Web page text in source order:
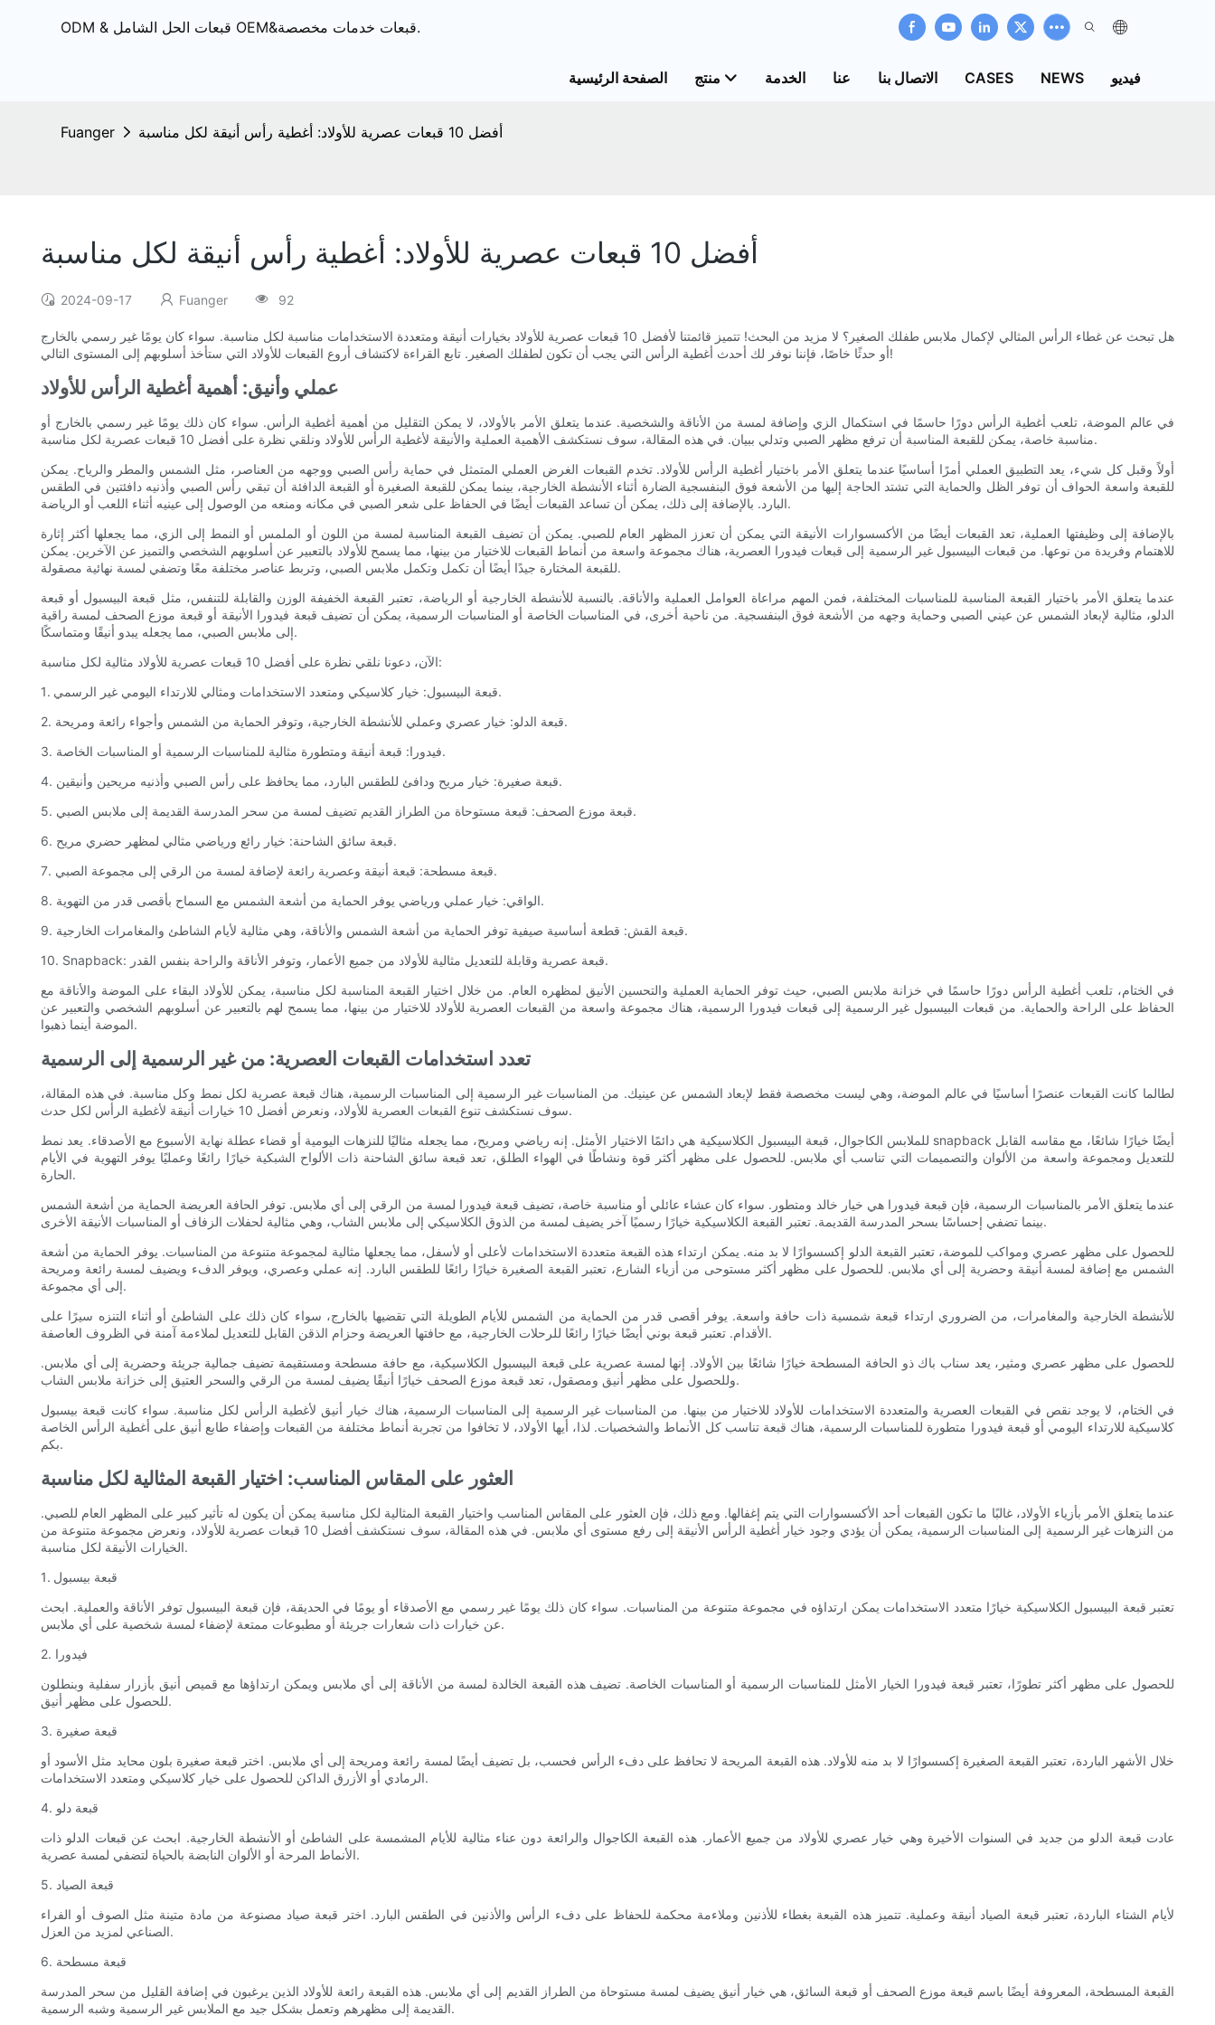
ODM & قبعات الحل الشامل OEM&قبعات خدمات مخصصة.
الصفحة الرئيسية منتج الخدمة عنا الاتصال بنا CASES NEWS فيديو
Fuanger أفضل 10 قبعات عصرية للأولاد: أغطية رأس أنيقة لكل مناسبة
أفضل 10 قبعات عصرية للأولاد: أغطية رأس أنيقة لكل مناسبة
2024-09-17 Fuanger 92
هل تبحث عن غطاء الرأس المثالي لإكمال ملابس طفلك الصغير؟ لا مزيد من البحث! تتميز قائمتنا لأفضل 10 قبعات عصرية للأولاد بخيارات أنيقة ومتعددة الاستخدامات مناسبة لكل مناسبة. سواء كان يومًا غير رسمي بالخارج
أو حدثًا خاصًا، فإننا نوفر لك أحدث أغطية الرأس التي يجب أن تكون لطفلك الصغير. تابع القراءة لاكتشاف أروع القبعات للأولاد التي ستأخذ أسلوبهم إلى المستوى التالي!
عملي وأنيق: أهمية أغطية الرأس للأولاد
في عالم الموضة، تلعب أغطية الرأس دورًا حاسمًا في استكمال الزي وإضافة لمسة من الأناقة والشخصية. عندما يتعلق الأمر بالأولاد، لا يمكن التقليل من أهمية أغطية الرأس. سواء كان ذلك يومًا غير رسمي بالخارج أو
مناسبة خاصة، يمكن للقبعة المناسبة أن ترفع مظهر الصبي وتدلي ببيان. في هذه المقالة، سوف نستكشف الأهمية العملية والأنيقة لأغطية الرأس للأولاد ونلقي نظرة على أفضل 10 قبعات عصرية لكل مناسبة.
أولاً وقبل كل شيء، يعد التطبيق العملي أمرًا أساسيًا عندما يتعلق الأمر باختيار أغطية الرأس للأولاد. تخدم القبعات الغرض العملي المتمثل في حماية رأس الصبي ووجهه من العناصر، مثل الشمس والمطر والرياح. يمكن
للقبعة واسعة الحواف أن توفر الظل والحماية التي تشتد الحاجة إليها من الأشعة فوق البنفسجية الضارة أثناء الأنشطة الخارجية، بينما يمكن للقبعة الصغيرة أو القبعة الدافئة أن تبقي رأس الصبي وأذنيه دافئتين في الطقس
البارد. بالإضافة إلى ذلك، يمكن أن تساعد القبعات أيضًا في الحفاظ على شعر الصبي في مكانه ومنعه من الوصول إلى عينيه أثناء اللعب أو الرياضة.
بالإضافة إلى وظيفتها العملية، تعد القبعات أيضًا من الأكسسوارات الأنيقة التي يمكن أن تعزز المظهر العام للصبي. يمكن أن تضيف القبعة المناسبة لمسة من اللون أو الملمس أو النمط إلى الزي، مما يجعلها أكثر إثارة
للاهتمام وفريدة من نوعها. من قبعات البيسبول غير الرسمية إلى قبعات فيدورا العصرية، هناك مجموعة واسعة من أنماط القبعات للاختيار من بينها، مما يسمح للأولاد بالتعبير عن أسلوبهم الشخصي والتميز عن الآخرين. يمكن
للقبعة المختارة جيدًا أيضًا أن تكمل وتكمل ملابس الصبي، وتربط عناصر مختلفة معًا وتضفي لمسة نهائية مصقولة.
عندما يتعلق الأمر باختيار القبعة المناسبة للمناسبات المختلفة، فمن المهم مراعاة العوامل العملية والأناقة. بالنسبة للأنشطة الخارجية أو الرياضة، تعتبر القبعة الخفيفة الوزن والقابلة للتنفس، مثل قبعة البيسبول أو قبعة
الدلو، مثالية لإبعاد الشمس عن عيني الصبي وحماية وجهه من الأشعة فوق البنفسجية. من ناحية أخرى، في المناسبات الخاصة أو المناسبات الرسمية، يمكن أن تضيف قبعة فيدورا الأنيقة أو قبعة موزع الصحف لمسة راقية
إلى ملابس الصبي، مما يجعله يبدو أنيقًا ومتماسكًا.
الآن، دعونا نلقي نظرة على أفضل 10 قبعات عصرية للأولاد مثالية لكل مناسبة:
1. قبعة البيسبول: خيار كلاسيكي ومتعدد الاستخدامات ومثالي للارتداء اليومي غير الرسمي.
2. قبعة الدلو: خيار عصري وعملي للأنشطة الخارجية، وتوفر الحماية من الشمس وأجواء رائعة ومريحة.
3. فيدورا: قبعة أنيقة ومتطورة مثالية للمناسبات الرسمية أو المناسبات الخاصة.
4. قبعة صغيرة: خيار مريح ودافئ للطقس البارد، مما يحافظ على رأس الصبي وأذنيه مريحين وأنيقين.
5. قبعة موزع الصحف: قبعة مستوحاة من الطراز القديم تضيف لمسة من سحر المدرسة القديمة إلى ملابس الصبي.
6. قبعة سائق الشاحنة: خيار رائع ورياضي مثالي لمظهر حضري مريح.
7. قبعة مسطحة: قبعة أنيقة وعصرية رائعة لإضافة لمسة من الرقي إلى مجموعة الصبي.
8. الواقي: خيار عملي ورياضي يوفر الحماية من أشعة الشمس مع السماح بأقصى قدر من التهوية.
9. قبعة القش: قطعة أساسية صيفية توفر الحماية من أشعة الشمس والأناقة، وهي مثالية لأيام الشاطئ والمغامرات الخارجية.
10. Snapback: قبعة عصرية وقابلة للتعديل مثالية للأولاد من جميع الأعمار، وتوفر الأناقة والراحة بنفس القدر.
في الختام، تلعب أغطية الرأس دورًا حاسمًا في خزانة ملابس الصبي، حيث توفر الحماية العملية والتحسين الأنيق لمظهره العام. من خلال اختيار القبعة المناسبة لكل مناسبة، يمكن للأولاد البقاء على الموضة والأناقة مع
الحفاظ على الراحة والحماية. من قبعات البيسبول غير الرسمية إلى قبعات فيدورا الرسمية، هناك مجموعة واسعة من القبعات العصرية للأولاد للاختيار من بينها، مما يسمح لهم بالتعبير عن أسلوبهم الشخصي والتعبير عن
الموضة أينما ذهبوا.
تعدد استخدامات القبعات العصرية: من غير الرسمية إلى الرسمية
لطالما كانت القبعات عنصرًا أساسيًا في عالم الموضة، وهي ليست مخصصة فقط لإبعاد الشمس عن عينيك. من المناسبات غير الرسمية إلى المناسبات الرسمية، هناك قبعة عصرية لكل نمط وكل مناسبة. في هذه المقالة،
سوف نستكشف تنوع القبعات العصرية للأولاد، ونعرض أفضل 10 خيارات أنيقة لأغطية الرأس لكل حدث.
للملابس الكاجوال، قبعة البيسبول الكلاسيكية هي دائمًا الاختيار الأمثل. إنه رياضي ومريح، مما يجعله مثاليًا للنزهات اليومية أو قضاء عطلة نهاية الأسبوع مع الأصدقاء. يعد نمط snapback أيضًا خيارًا شائعًا، مع مقاسه القابل
للتعديل ومجموعة واسعة من الألوان والتصميمات التي تناسب أي ملابس. للحصول على مظهر أكثر قوة ونشاطًا في الهواء الطلق، تعد قبعة سائق الشاحنة ذات الألواح الشبكية خيارًا رائعًا وعمليًا يوفر التهوية في الأيام
الحارة.
عندما يتعلق الأمر بالمناسبات الرسمية، فإن قبعة فيدورا هي خيار خالد ومتطور. سواء كان عشاء عائلي أو مناسبة خاصة، تضيف قبعة فيدورا لمسة من الرقي إلى أي ملابس. توفر الحافة العريضة الحماية من أشعة الشمس
بينما تضفي إحساسًا بسحر المدرسة القديمة. تعتبر القبعة الكلاسيكية خيارًا رسميًا آخر يضيف لمسة من الذوق الكلاسيكي إلى ملابس الشاب، وهي مثالية لحفلات الزفاف أو المناسبات الأنيقة الأخرى.
للحصول على مظهر عصري ومواكب للموضة، تعتبر القبعة الدلو إكسسوارًا لا بد منه. يمكن ارتداء هذه القبعة متعددة الاستخدامات لأعلى أو لأسفل، مما يجعلها مثالية لمجموعة متنوعة من المناسبات. يوفر الحماية من أشعة
الشمس مع إضافة لمسة أنيقة وحضرية إلى أي ملابس. للحصول على مظهر أكثر مستوحى من أزياء الشارع، تعتبر القبعة الصغيرة خيارًا رائعًا للطقس البارد. إنه عملي وعصري، ويوفر الدفء ويضيف لمسة رائعة ومريحة
إلى أي مجموعة.
للأنشطة الخارجية والمغامرات، من الضروري ارتداء قبعة شمسية ذات حافة واسعة. يوفر أقصى قدر من الحماية من الشمس للأيام الطويلة التي تقضيها بالخارج، سواء كان ذلك على الشاطئ أو أثناء التنزه سيرًا على
الأقدام. تعتبر قبعة بوني أيضًا خيارًا رائعًا للرحلات الخارجية، مع حافتها العريضة وحزام الذقن القابل للتعديل لملاءمة آمنة في الظروف العاصفة.
للحصول على مظهر عصري ومثير، يعد سناب باك ذو الحافة المسطحة خيارًا شائعًا بين الأولاد. إنها لمسة عصرية على قبعة البيسبول الكلاسيكية، مع حافة مسطحة ومستقيمة تضيف جمالية جريئة وحضرية إلى أي ملابس.
وللحصول على مظهر أنيق ومصقول، تعد قبعة موزع الصحف خيارًا أنيقًا يضيف لمسة من الرقي والسحر العتيق إلى خزانة ملابس الشاب.
في الختام، لا يوجد نقص في القبعات العصرية والمتعددة الاستخدامات للأولاد للاختيار من بينها. من المناسبات غير الرسمية إلى المناسبات الرسمية، هناك خيار أنيق لأغطية الرأس لكل مناسبة. سواء كانت قبعة بيسبول
كلاسيكية للارتداء اليومي أو قبعة فيدورا متطورة للمناسبات الرسمية، هناك قبعة تناسب كل الأنماط والشخصيات. لذا، أيها الأولاد، لا تخافوا من تجربة أنماط مختلفة من القبعات وإضفاء طابع أنيق على أغطية الرأس الخاصة
بكم.
العثور على المقاس المناسب: اختيار القبعة المثالية لكل مناسبة
عندما يتعلق الأمر بأزياء الأولاد، غالبًا ما تكون القبعات أحد الأكسسوارات التي يتم إغفالها. ومع ذلك، فإن العثور على المقاس المناسب واختيار القبعة المثالية لكل مناسبة يمكن أن يكون له تأثير كبير على المظهر العام للصبي.
من النزهات غير الرسمية إلى المناسبات الرسمية، يمكن أن يؤدي وجود خيار أغطية الرأس الأنيقة إلى رفع مستوى أي ملابس. في هذه المقالة، سوف نستكشف أفضل 10 قبعات عصرية للأولاد، ونعرض مجموعة متنوعة من
الخيارات الأنيقة لكل مناسبة.
1. قبعة بيسبول
تعتبر قبعة البيسبول الكلاسيكية خيارًا متعدد الاستخدامات يمكن ارتداؤه في مجموعة متنوعة من المناسبات. سواء كان ذلك يومًا غير رسمي مع الأصدقاء أو يومًا في الحديقة، فإن قبعة البيسبول توفر الأناقة والعملية. ابحث
عن خيارات ذات شعارات جريئة أو مطبوعات ممتعة لإضفاء لمسة شخصية على أي ملابس.
2. فيدورا
للحصول على مظهر أكثر تطورًا، تعتبر قبعة فيدورا الخيار الأمثل للمناسبات الرسمية أو المناسبات الخاصة. تضيف هذه القبعة الخالدة لمسة من الأناقة إلى أي ملابس ويمكن ارتداؤها مع قميص أنيق بأزرار سفلية وبنطلون
للحصول على مظهر أنيق.
3. قبعة صغيرة
خلال الأشهر الباردة، تعتبر القبعة الصغيرة إكسسوارًا لا بد منه للأولاد. هذه القبعة المريحة لا تحافظ على دفء الرأس فحسب، بل تضيف أيضًا لمسة رائعة ومريحة إلى أي ملابس. اختر قبعة صغيرة بلون محايد مثل الأسود أو
الرمادي أو الأزرق الداكن للحصول على خيار كلاسيكي ومتعدد الاستخدامات.
4. قبعة دلو
عادت قبعة الدلو من جديد في السنوات الأخيرة وهي خيار عصري للأولاد من جميع الأعمار. هذه القبعة الكاجوال والرائعة دون عناء مثالية للأيام المشمسة على الشاطئ أو الأنشطة الخارجية. ابحث عن قبعات الدلو ذات
الأنماط المرحة أو الألوان النابضة بالحياة لتضفي لمسة عصرية.
5. قبعة الصياد
لأيام الشتاء الباردة، تعتبر قبعة الصياد أنيقة وعملية. تتميز هذه القبعة بغطاء للأذنين وملاءمة محكمة للحفاظ على دفء الرأس والأذنين في الطقس البارد. اختر قبعة صياد مصنوعة من مادة متينة مثل الصوف أو الفراء
الصناعي لمزيد من العزل.
6. قبعة مسطحة
القبعة المسطحة، المعروفة أيضًا باسم قبعة موزع الصحف أو قبعة السائق، هي خيار أنيق يضيف لمسة مستوحاة من الطراز القديم إلى أي ملابس. هذه القبعة رائعة للأولاد الذين يرغبون في إضافة القليل من سحر المدرسة
القديمة إلى مظهرهم وتعمل بشكل جيد مع الملابس غير الرسمية وشبه الرسمية.